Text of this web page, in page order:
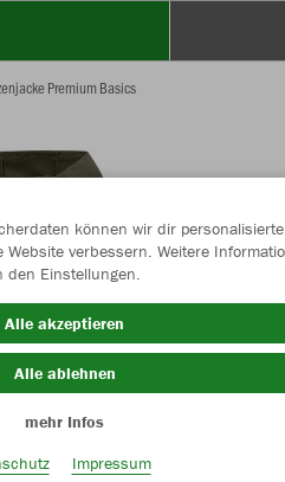
Premium Basics
können wir dir personalisierte
verbessern. Weitere
den Einstellungen.
Alle akzeptieren
Alle ablehnen
mehr Infos
Impressum